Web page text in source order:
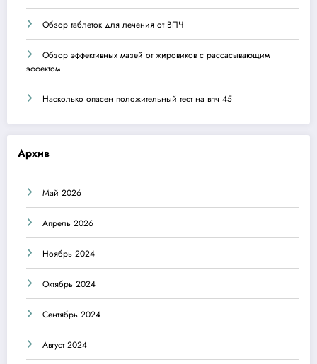
Обзор таблеток для лечения от ВПЧ
Обзор эффективных мазей от жировиков с рассасывающим
эффектом
Насколько опасен положительный тест на впч 45
Архив
Май 2026
Апрель 2026
Ноябрь 2024
Октябрь 2024
Сентябрь 2024
Август 2024